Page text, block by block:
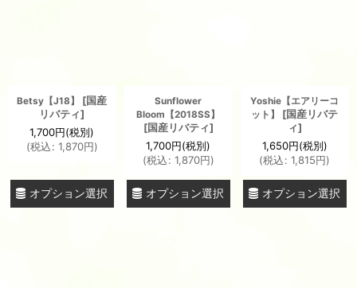
Betsy【J18】 [国産
リバティ]
1,700円(税別)
(税込: 1,870円)
オプション選択
Sunflower
Bloom【2018SS】
[国産リバティ]
1,700円(税別)
(税込: 1,870円)
オプション選択
Yoshie【エアリーコ
ット】
[国産リバテ
ィ]
1,650円(税別)
(税込: 1,815円)
オプション選択